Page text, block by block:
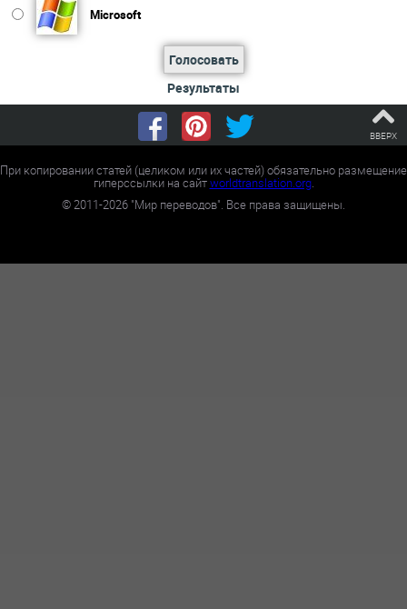
Microsoft
Голосовать
Результаты
ВВЕРХ
При копировании статей (целиком или их частей) обязательно размещение
гиперссылки на сайтworldtranslation.org.
©2011-2026 "Мир переводов". Все права защищены.